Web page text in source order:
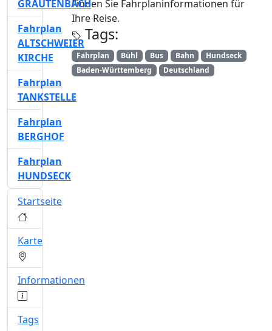
Finden Sie Fahrplaninformationen für
Ihre Reise.
Tags:
Fahrplan Bühl Bus Bahn
Hundseck
Baden-Württemberg
Deutschland
GRAUTENBACH
Fahrplan
ALTSCHWEIER
KIRCHE
Fahrplan
TANKSTELLE
Fahrplan
BERGHOF
Fahrplan
HUNDSECK
Startseite
Karte
Informationen
Tags